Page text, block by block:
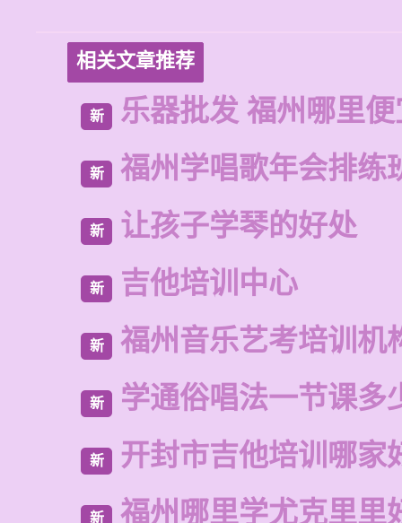
相关文章推荐
新 乐器批发 福州哪里
新 福州学唱歌年会排练
新 让孩子学琴的好处
新 吉他培训中心
新 福州音乐艺考培训机
新 学通俗唱法一节课多
新 开封市吉他培训哪家
新 福州哪里学尤克里里